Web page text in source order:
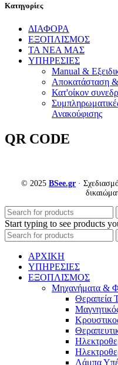
Kατηγορίες
ΔΙΑΦΟΡΑ
ΕΞΟΠΛΙΣΜΟΣ
ΤΑ ΝΕΑ ΜΑΣ
ΥΠΗΡΕΣΙΕΣ
Manual &
Αποκατάσταση &
Κατ'οίκον
Ανακούφισης
QR CODE
© 2025 BSee.gr ·
Start typing to see products
ΑΡΧΙΚΗ
ΥΠΗΡΕΣΙΕΣ
ΕΞΟΠΛΙΣΜΟΣ
Μηχανήματα &
Θεραπεία
Λάμπα